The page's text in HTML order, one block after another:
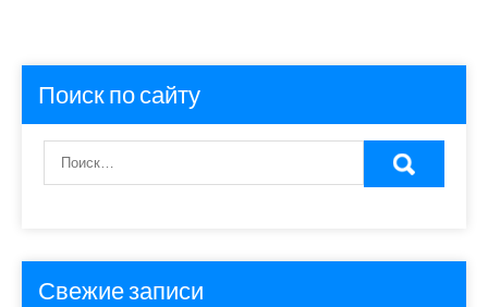
Поиск по сайту
Свежие записи